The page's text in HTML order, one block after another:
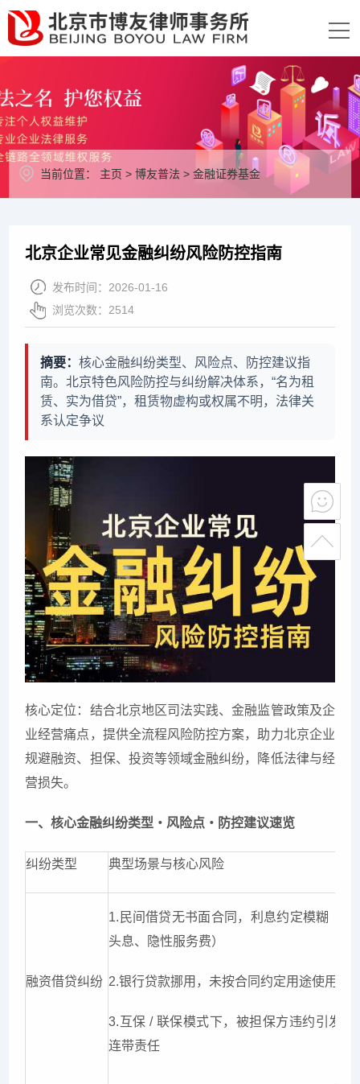
当前位置： 主页 >博友普法 >金融证券基金
北京企业常见金融纠纷风险防控指南
发布时间：2026-01-16
浏览次数：2514
摘要：核心金融纠纷类型、风险点、防控建议指
南。北京特色风险防控与纠纷解决体系，“名为租
赁、实为借贷”，租赁物虚构或权属不明，法律关
系认定争议
核心定位：结合北京地区司法实践、金融监管政策及企
业经营痛点，提供全流程风险防控方案，助力北京企业
规避融资、担保、投资等领域金融纠纷，降低法律与经
营损失。
一、核心金融纠纷类型・风险点・防控建议速览
纠纷类型 典型场景与核心风险
融资借贷纠纷
1.民间借贷无书面合同，利息约定模糊（如
头息、隐性服务费）
2.银行贷款挪用，未按合同约定用途使用
3.互保 / 联保模式下，被担保方违约引发连
连带责任